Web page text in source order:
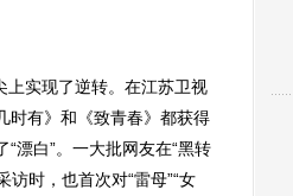
实现了逆转。在江苏卫视
时有》和《致青春》都获得
漂白”。一大批网友在“黑转
时，也首次对“雷母”“女